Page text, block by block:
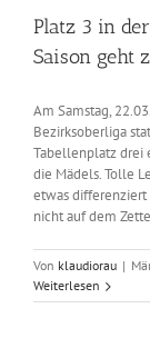
Platz 3 in
Saison geht
Am Samstag,
Bezirksoberliga
Tabellenplatz drei
die Mädels. Tolle
etwas differenziert
nicht auf dem
Von klaudiorau |
Weiterlesen